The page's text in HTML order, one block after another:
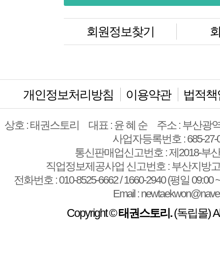
회원정보찾기
개인정보처리방침 이용약관 법적
상호 : 태권스토리 대표 : 윤 혜 순
주소 : 부산광
사업자등록번호 : 685-27-
통신판매업신고번호 : 제2018-부
직업정보제공사업 신고번호 : 부산지방
전화번호 : 010-8525-6662 / 1660-2940 (평일 09:00
Email :
Copyright ©태권스토리.(독립몰)